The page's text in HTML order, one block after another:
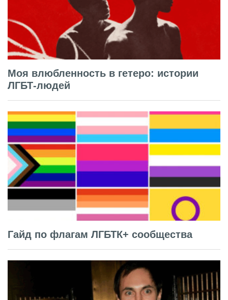
Моя влюбленность в гетеро: истории
ЛГБТ-людей
Гайд по флагам ЛГБТК+ сообщества